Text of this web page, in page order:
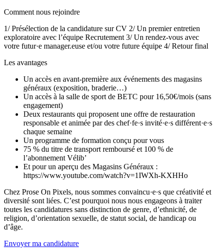
Comment nous rejoindre
1/ Présélection de la candidature sur CV 2/ Un premier entretien
exploratoire avec l’équipe Recrutement 3/ Un rendez-vous avec
votre futur·e manager.euse et/ou votre future équipe 4/ Retour final
Les avantages
Un accès en avant-première aux événements des magasins
généraux (exposition, braderie…)
Un accès à la salle de sport de BETC pour 16,50€/mois (sans
engagement)
Deux restaurants qui proposent une offre de restauration
responsable et animée par des chef·fe·s invité·e·s différent·e·s
chaque semaine
Un programme de formation conçu pour vous
75 % du titre de transport remboursé et 100 % de
l’abonnement Vélib’
Et pour un aperçu des Magasins Généraux :
https://www.youtube.com/watch?v=1IWXh-KXHHo
Chez Prose On Pixels, nous sommes convaincu·e·s que créativité et
diversité sont liées. C’est pourquoi nous nous engageons à traiter
toutes les candidatures sans distinction de genre, d’ethnicité, de
religion, d’orientation sexuelle, de statut social, de handicap ou
d’âge.
Envoyer ma candidature